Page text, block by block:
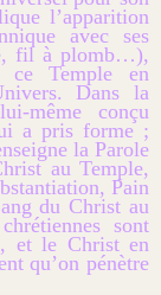
l’apparition
avec ses
fil à plomb…),
ce Temple en
Dans la
même conçu
a pris forme ;
la Parole
au Temple,
Pain
du Christ au
sont
et le Christ en
qu’on pénètre